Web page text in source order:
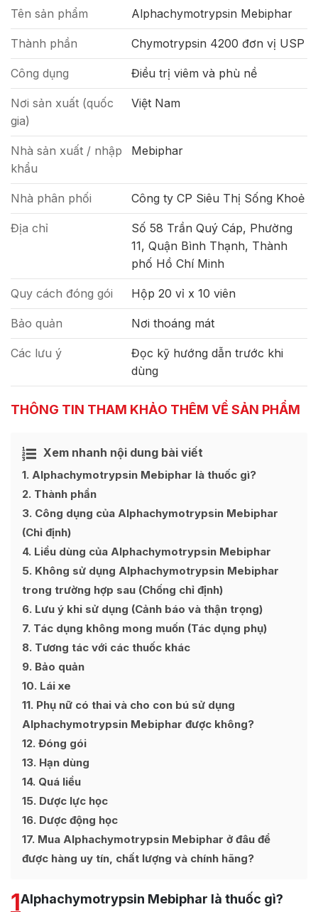
Tên sản phẩm Alphachymotrypsin Mebiphar
Thành phần Chymotrypsin 4200 đơn vị USP
Công dụng Điều trị viêm và phù nề
Nơi sản xuất (quốc
gia)
Việt Nam
Nhà sản xuất / nhập
khẩu
Mebiphar
Nhà phân phối Công ty CP Siêu Thị Sống Khoẻ
Địa chỉ
Số 58 Trần Quý Cáp, Phường
11, Quận Bình Thạnh, Thành
phố Hồ Chí Minh
Quy cách đóng gói Hộp 20 vỉ x 10 viên
Bảo quản Nơi thoáng mát
Các lưu ý
Đọc kỹ hướng dẫn trước khi
dùng
THÔNG TIN THAM KHẢO THÊM VỀ SẢN PHẨM
Xem nhanh nội dung bài viết
Ẩn
1 Alphachymotrypsin Mebiphar là thuốc gì?
2 Thành phần
3 Công dụng của Alphachymotrypsin Mebiphar
(Chỉ định)
4 Liều dùng của Alphachymotrypsin Mebiphar
5 Không sử dụng Alphachymotrypsin Mebiphar
trong trường hợp sau (Chống chỉ định)
6 Lưu ý khi sử dụng (Cảnh báo và thận trọng)
7 Tác dụng không mong muốn (Tác dụng phụ)
8 Tương tác với các thuốc khác
9 Bảo quản
10 Lái xe
11 Phụ nữ có thai và cho con bú sử dụng
Alphachymotrypsin Mebiphar được không?
12 Đóng gói
13 Hạn dùng
14 Quá liều
15 Dược lực học
16 Dược động học
17 Mua Alphachymotrypsin Mebiphar ở đâu để
được hàng uy tín, chất lượng và chính hãng?
1Alphachymotrypsin Mebiphar là thuốc gì?